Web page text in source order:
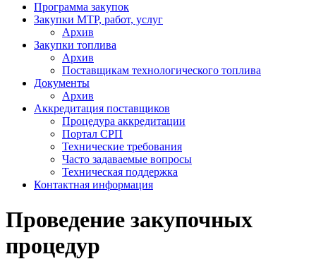
Программа закупок
Закупки МТР, работ, услуг
Архив
Закупки топлива
Архив
Поставщикам технологического топлива
Документы
Архив
Аккредитация поставщиков
Процедура аккредитации
Портал СРП
Технические требования
Часто задаваемые вопросы
Техническая поддержка
Контактная информация
Проведение закупочных
процедур